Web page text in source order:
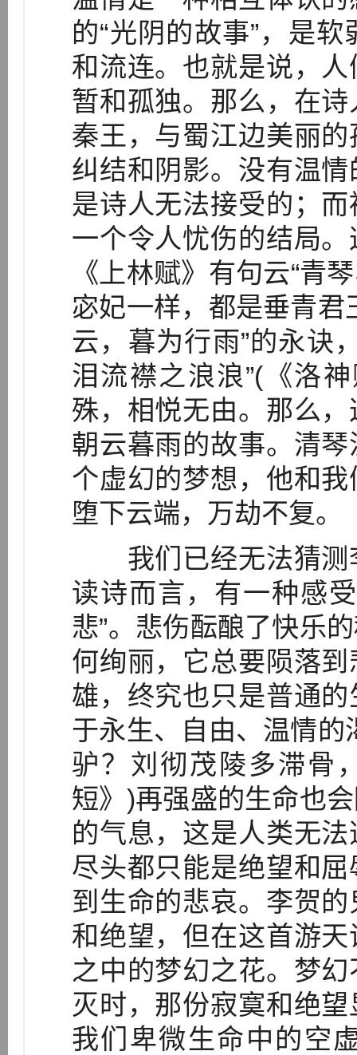
的“光阴的故事”，是
和流连。也就是说，
暂和孤独。那么，在
秦王，与蜀江边美丽
纠结和阴影。没有温
是诗人无法接受的；
一个令人忧伤的结局
《上林赋》有句云“青
宓妃一样，都是垂青君
云，暮为行雨”的永诀
泪流襟之浪浪”(《洛
殊，相悦无由。那么
朝云暮雨的故事。清
个虚幻的梦想，他和
堕下云端，万劫不复。
我们已经无法猜测
读诗而言，有一种感
悲”。悲伤酝酿了快乐
何绚丽，它总要陨落
雄，终究也只是普通
于永生、自由、温情的
驴？刘彻茂陵多滞骨
短》)再强盛的生命也
的气息，这是人类无
尽头都只能是绝望和
到生命的悲哀。李贺
和绝望，但在这首游
之中的梦幻之花。梦
灭时，那份寂寞和绝
我们卑微生命中的空